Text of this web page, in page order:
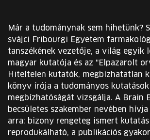
language:
EN
Már a tudománynak sem hihetünk?
svájci Fribourgi Egyetem
tanszékének vezetője, a világ egyik
magyar kutatója és az "Elpazarolt
Hiteltelen kutatók, megbízhatatlan
könyv írója a tudományos kutatások
megbízhatóságát vizsgálja. A Brain
becsületes szakember nevében
arra: bizony rengeteg ismert kutatás
reprodukálható, a publikációs